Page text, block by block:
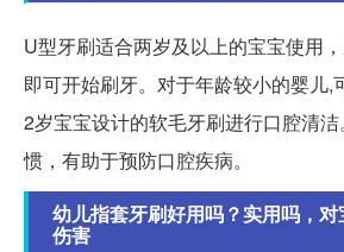
U型牙刷适合两岁及以上的宝宝使用
即可开始刷牙。对于年龄较小的婴儿,
2岁宝宝设计的软毛牙刷进行口腔清
惯，有助于预防口腔疾病。
幼儿指套牙刷好用吗？实用吗，
伤害